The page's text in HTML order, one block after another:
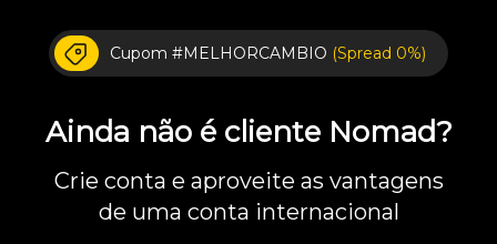
Cupom #MELHORCAMBIO (Spread 0%)
Ainda não é cliente Nomad?
Crie conta e aproveite as vantagens
de uma conta internacional